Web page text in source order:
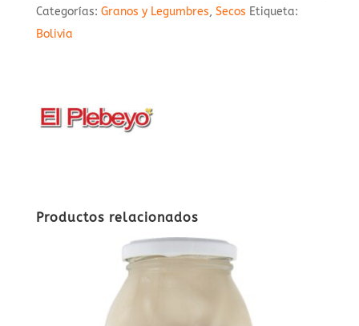
Categorías: Granos y Legumbres, Secos Etiqueta:
Bolivia
Productos relacionados